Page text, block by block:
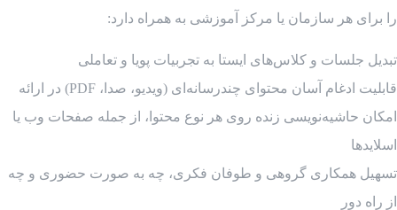
را برای هر سازمان یا مرکز آموزشی به همراه دارد:
تبدیل جلسات و کلاس‌های ایستا به تجربیات پویا و تعاملی
قابلیت ادغام آسان محتوای چندرسانه‌ای (ویدیو، صدا، PDF) در ارائه
امکان حاشیه‌نویسی زنده روی هر نوع محتوا، از جمله صفحات وب یا
اسلایدها
تسهیل همکاری گروهی و طوفان فکری، چه به صورت حضوری و چه
از راه دور